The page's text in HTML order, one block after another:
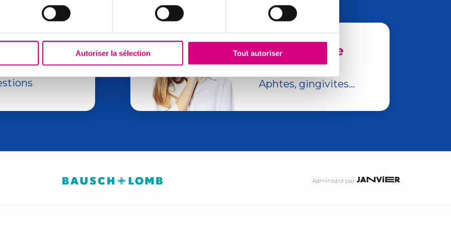
Autoriser la sélection Tout autoriserLes maux de
bouches
Aphtes, gingivites...
Administré par